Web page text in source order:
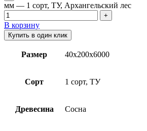
мм — 1 сорт, ТУ, Архангельский лес
В корзину
Купить в один клик
Размер 40х200х6000
Сорт 1 сорт, ТУ
Древесина Сосна